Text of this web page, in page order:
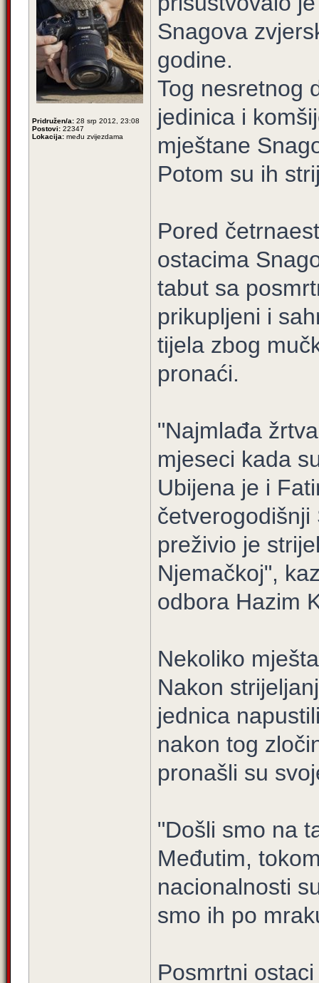
Pridružen/a: 28 srp 2012, 23:08
Postovi: 22347
Lokacija: među zvijezdama
Snagova
godine.
Tog nesretnog
jedinica i
mještane
Potom su ih
Pored
ostacima
tabut sa
prikupljeni i
tijela zbog
pronaći.
"Najmlađa
mjeseci kada
Ubijena je i
preživio je
Njemačkoj",
odbora Hazim
Nekoliko
Nakon
jednica
nakon tog
pronašli su
"Došli smo na
Međutim,
nacionalnosti
smo ih po
Posmrtni